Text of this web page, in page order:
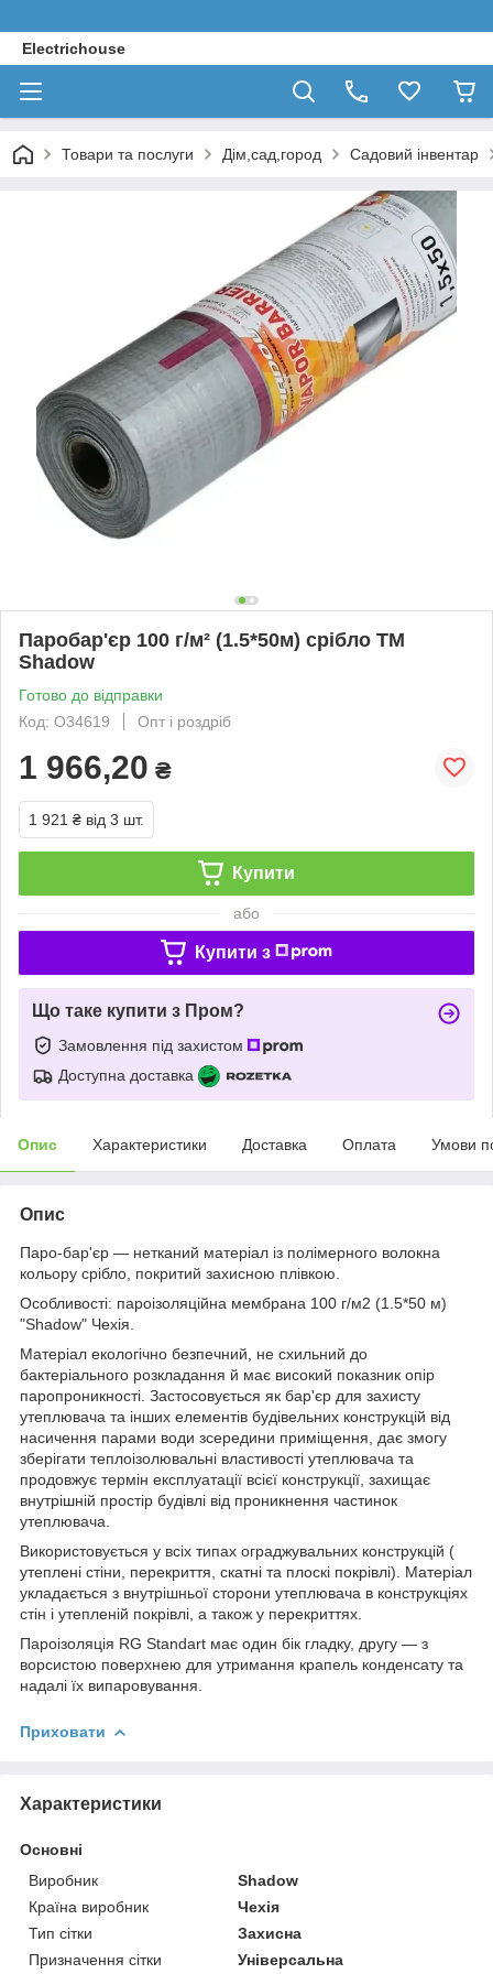
Electrichouse
Товари та послуги Дім,сад,город Садовий інвентар
Паробар'єр 100 г/м² (1.5*50м) срібло ТМ
Shadow
Готово до відправки
Код: O34619
Опт і роздріб
1 966,20 ₴
1 921 ₴ від 3 шт.
Купити
або
Купити з
Що таке купити з Пром?
Замовлення під захистом
Доступна доставка
Опис Характеристики Доставка Оплата Умови
Опис
Паро-бар'єр — нетканий матеріал із полімерного волокна
кольору срібло, покритий захисною плівкою.
Особливості: пароізоляційна мембрана 100 г/м2 (1.5*50 м)
"Shadow" Чехія.
Матеріал екологічно безпечний, не схильний до
бактеріального розкладання й має високий показник опір
паропроникності. Застосовується як бар'єр для захисту
утеплювача та інших елементів будівельних конструкцій від
насичення парами води зсередини приміщення, дає змогу
зберігати теплоізолювальні властивості утеплювача та
продовжує термін експлуатації всієї конструкції, захищає
внутрішній простір будівлі від проникнення частинок
утеплювача.
Використовується у всіх типах ограджувальних конструкцій (
утеплені стіни, перекриття, скатні та плоскі покрівлі). Матеріал
укладається з внутрішньої сторони утеплювача в конструкціях
стін і утепленій покрівлі, а також у перекриттях.
Пароізоляція RG Standart має один бік гладку, другу — з
ворсистою поверхнею для утримання крапель конденсату та
надалі їх випаровування.
Приховати
Характеристики
Основні
Виробник
Shadow
Країна виробник
Чехія
Тип сітки
Захисна
Призначення сітки
Універсальна